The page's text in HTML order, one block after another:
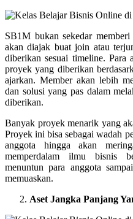
SB1M bukan sekedar
akan diajak buat join atau
diberikan sesuai timeline. Para
proyek yang diberikan
ajarkan. Member akan lebih
dan solusi yang pas dalam
diberikan.
Banyak proyek menarik yang
Proyek ini bisa sebagai wadah
anggota hingga akan
memperdalam ilmu bisnis
menuntun para anggota
memuaskan.
Aset Jangka Panjang